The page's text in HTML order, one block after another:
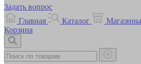
Задать вопрос
Главная
Каталог Магазины
Корзина